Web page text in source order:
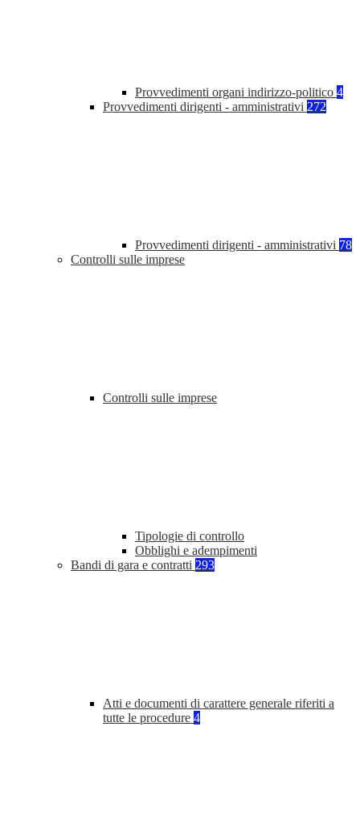
Provvedimenti organi indirizzo-politico 4
Provvedimenti dirigenti - amministrativi 272
Provvedimenti dirigenti - amministrativi 78
Controlli sulle imprese
Controlli sulle imprese
Tipologie di controllo
Obblighi e adempimenti
Bandi di gara e contratti 293
Atti e documenti di carattere generale riferiti a
tutte le procedure 4